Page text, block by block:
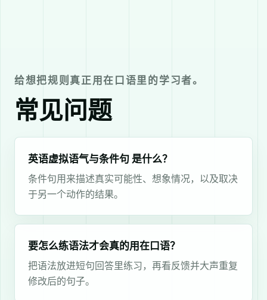
给想把规则真正用在口语里的学习者。
常见问题
英语虚拟语气与条件句 是什么？
条件句用来描述真实可能性、想象情况，以及取决
于另一个动作的结果。
要怎么练语法才会真的用在口语？
把语法放进短句回答里练习，再看反馈并大声重复
修改后的句子。